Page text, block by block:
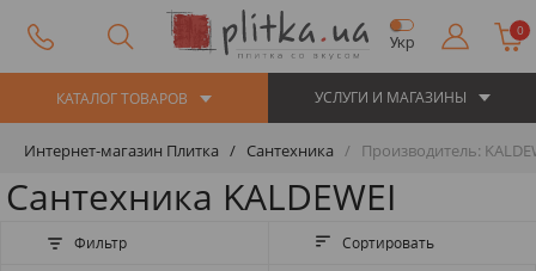
Укр
0
КАТАЛОГ ТОВАРОВ УСЛУГИ И МАГАЗИНЫ
Интернет-магазин Плитка Сантехника Производитель:
Сантехника KALDEWEI
Фильтр Сортировать